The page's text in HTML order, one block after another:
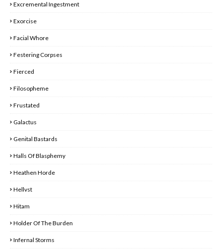
Excremental Ingestment
Exorcise
Facial Whore
Festering Corpses
Fierced
Filosopheme
Frustated
Galactus
Genital Bastards
Halls Of Blasphemy
Heathen Horde
Hellvst
Hitam
Holder Of The Burden
Infernal Storms